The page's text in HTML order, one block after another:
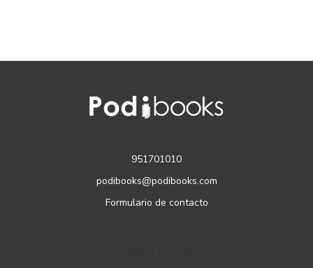
951701010
podibooks@podibooks.com
Formulario de contacto